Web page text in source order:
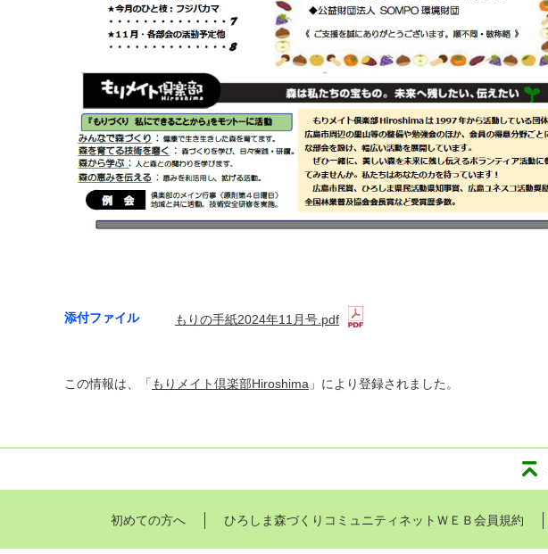
添付ファイル もりの手紙2024年11月号.pdf
この情報は、「 もりメイト倶楽部Hiroshima 」により登録されました。
初めての方へ ひろしま森づくりコミュニティネットＷＥＢ会員規約